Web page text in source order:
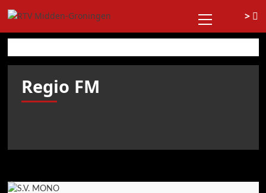
naar
de
menu
>
Regio FM
Agenda